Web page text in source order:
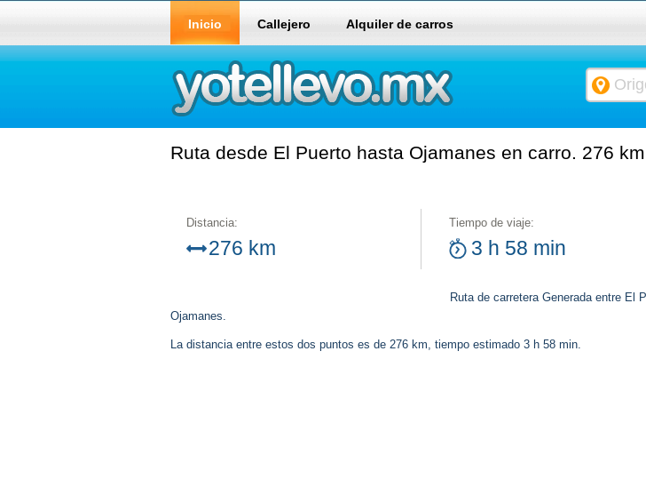
Inicio Callejero Alquiler de carros
Ruta desde El Puerto hasta Ojamanes en carro. 276
Distancia:
276 km
Tiempo de viaje:
3 h 58 min
Ruta de carretera Generada entre El
Ojamanes.
La distancia entre estos dos puntos es de 276 km, tiempo estimado 3 h 58 min.